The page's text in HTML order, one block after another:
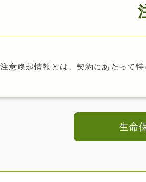
注意喚起情報とは、契約にあたって
生命